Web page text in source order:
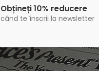
Obțineți 10% reducere
când te înscrii la newsletter